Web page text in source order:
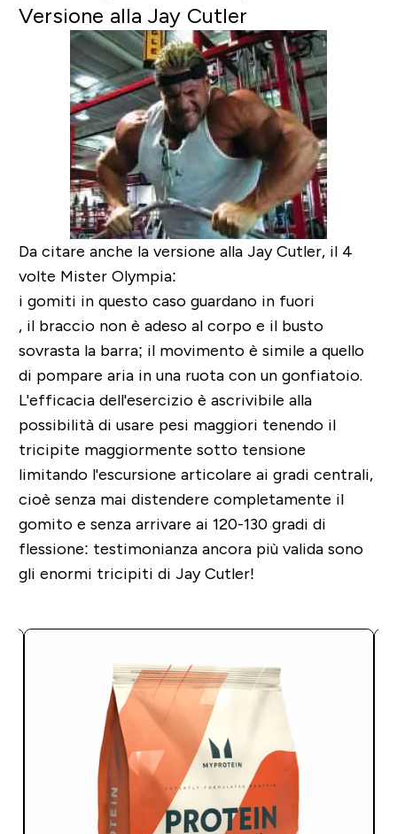
Versione alla Jay Cutler
Da citare anche la versione alla Jay Cutler, il 4
volte Mister Olympia:
i gomiti in questo caso guardano in fuori
, il braccio non è adeso al corpo e il busto
sovrasta la barra; il movimento è simile a quello
di pompare aria in una ruota con un gonfiatoio.
L'efficacia dell'esercizio è ascrivibile alla
possibilità di usare pesi maggiori tenendo il
tricipite maggiormente sotto tensione
limitando l'escursione articolare ai gradi centrali,
cioè senza mai distendere completamente il
gomito e senza arrivare ai 120-130 gradi di
flessione: testimonianza ancora più valida sono
gli enormi tricipiti di Jay Cutler!